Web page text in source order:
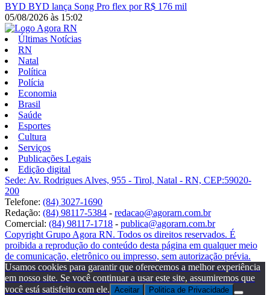
BYD BYD lança Song Pro flex por R$ 176 mil
05/08/2026 às 15:02
Últimas Notícias
RN
Natal
Política
Polícia
Economia
Brasil
Saúde
Esportes
Cultura
Serviços
Publicações Legais
Edição digital
Sede: Av. Rodrigues Alves, 955 - Tirol, Natal - RN, CEP:59020-
200
Telefone: (84) 3027-1690
Redação: (84) 98117-5384 - redacao@agorarn.com.br
Comercial: (84) 98117-1718 - publica@agorarn.com.br
Copyright Grupo Agora RN. Todos os direitos reservados. É
proibida a reprodução do conteúdo desta página em qualquer meio
de comunicação, eletrônico ou impresso, sem autorização prévia.
Usamos cookies para garantir que oferecemos a melhor experiência
em nosso site. Se você continuar a usar este site, assumiremos que
você está satisfeito com ele. Aceitar Politica de Privacidade